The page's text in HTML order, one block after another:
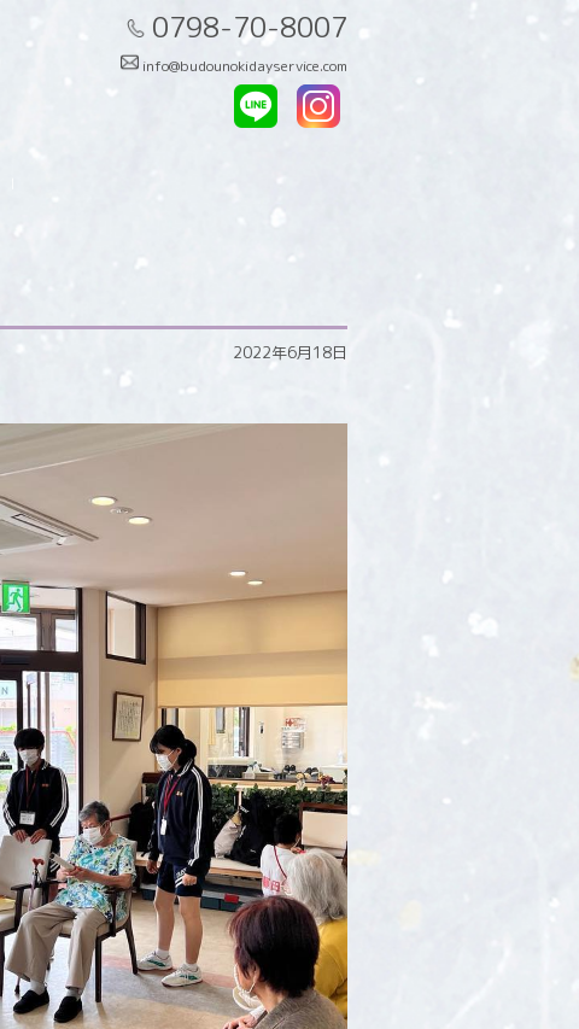
0798-70-8007
info@budounokidayservice.com
2022年6月18日